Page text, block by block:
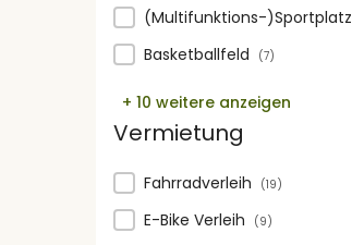
(Multifunktions-)Sportplatz
Basketballfeld (7)
+ 10 weitere anzeigen
Vermietung
Vermietung
Fahrradverleih (19)
E-Bike Verleih (9)